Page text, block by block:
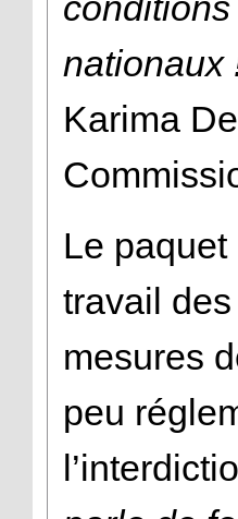
nationaux
Karima
Le
travail
mesures
peu